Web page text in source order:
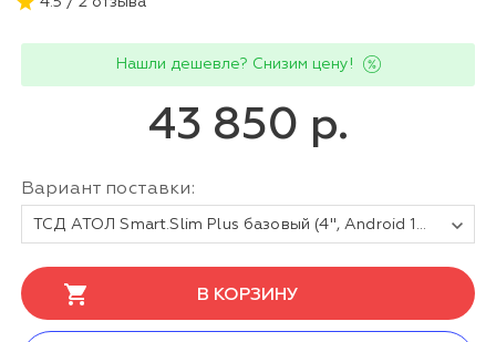
Нашли дешевле? Снизим цену!
43 850 р.
Вариант поставки:
ТСД АТОЛ Smart.Slim Plus базовый (4", Android 10 с GMS, MT6761D, 2Gb/16Gb, 2D E3, Wi-Fi, BT, NFC, 4G, GPS, Camera, БП, IP65, 4500 mAh).+ (подставка, защитное стекло)
В КОРЗИНУ